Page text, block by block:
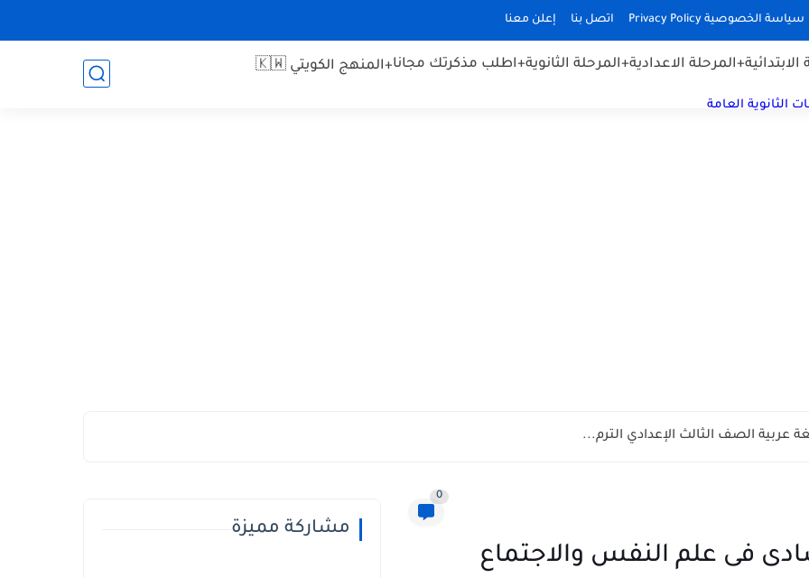
سياسة الخصوصية Privacy Policy اتصل بنا إعلن معنا
+المرحلة الاعدادية+المرحلة الثانوية+اطلب مذكرتك مجانا+المنهج الكويتي 🇰🇼
الثانوية العامة
عربية الصف الثالث الإعدادي الترم...
0
فى علم النفس والاجتماع
مشاركة مميزة